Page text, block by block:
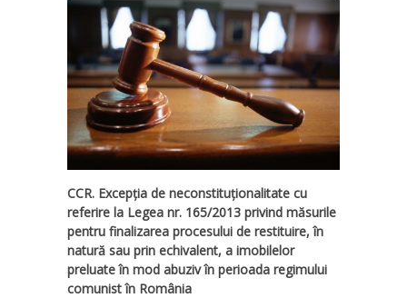
CCR. Excepția de neconstituționalitate cu
referire la Legea nr. 165/2013 privind măsurile
pentru finalizarea procesului de restituire, în
natură sau prin echivalent, a imobilelor
preluate în mod abuziv în perioada regimului
comunist în România